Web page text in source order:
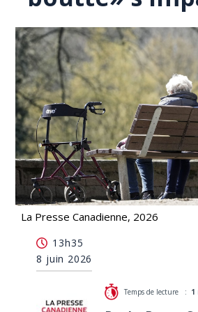
La Presse Canadienne, 2026
à boutte» s'impatiente
13h35
8 juin 2026
Temps de lecture : 1